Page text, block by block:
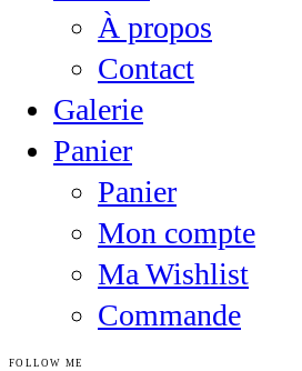
À propos
Contact
Galerie
Panier
Panier
Mon compte
Ma Wishlist
Commande
FOLLOW ME